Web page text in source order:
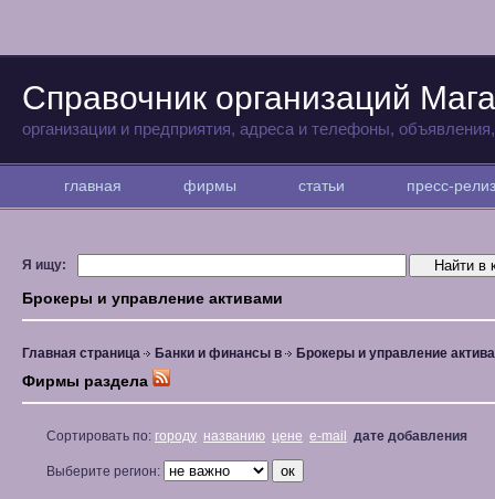
Справочник организаций
организации и предприятия, адреса и телефоны,
главная фирмы статьи пресс-
Я ищу:
Брокеры и управление активами
Главная страница Банки и финансы в Брокеры и управление
Фирмы раздела
Сортировать по: городу названию цене e-mail дате добавления
Выберите регион: